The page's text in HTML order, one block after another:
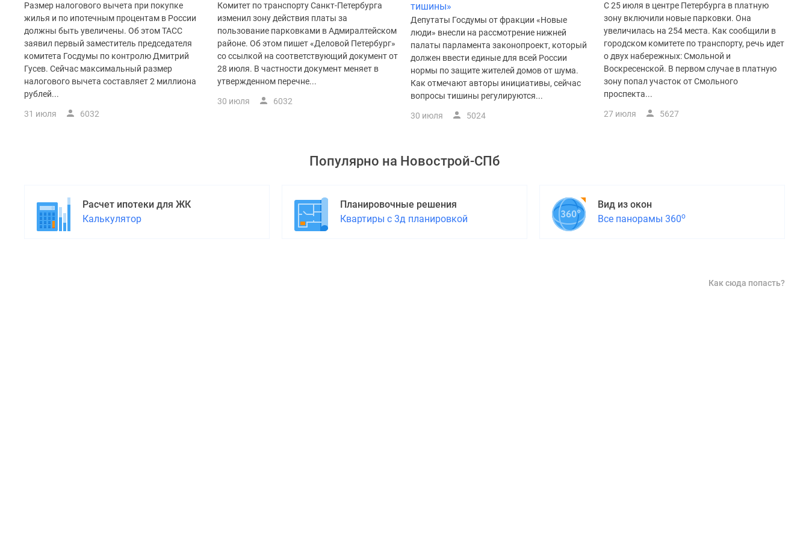
Размер налогового вычета при покупке
жилья и по ипотечным процентам в России
должны быть увеличены. Об этом ТАСС
заявил первый заместитель председателя
комитета Госдумы по контролю Дмитрий
Гусев. Сейчас максимальный размер
налогового вычета составляет 2 миллиона
рублей...
31 июля 6032
Комитет по транспорту Санкт-Петербурга
изменил зону действия платы за
пользование парковками в Адмиралтейском
районе. Об этом пишет «Деловой Петербург»
со ссылкой на соответствующий документ от
28 июля. В частности документ меняет в
утвержденном перечне...
30 июля 6032
тишины»
Депутаты Госдумы от фракции «Новые
люди» внесли на рассмотрение нижней
палаты парламента законопроект, который
должен ввести единые для всей России
нормы по защите жителей домов от шума.
Как отмечают авторы инициативы, сейчас
вопросы тишины регулируются...
30 июля 5024
С 25 июля в центре Петербурга в платную
зону включили новые парковки. Она
увеличилась на 254 места. Как сообщили в
городском комитете по транспорту, речь идет
о двух набережных: Смольной и
Воскресенской. В первом случае в платную
зону попал участок от Смольного
проспекта...
27 июля 5627
Популярно на Новострой-СПб
Расчет ипотеки для ЖК
Калькулятор
Планировочные решения
Квартиры с 3д планировкой
Вид из окон
Все панорамы 360о
Как сюда попасть?